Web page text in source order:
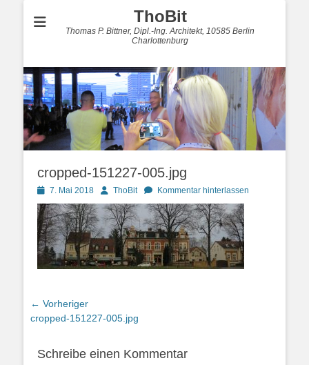
ThoBit
Thomas P. Bittner, Dipl.-Ing. Architekt, 10585 Berlin
Charlottenburg
cropped-151227-005.jpg
Posted
on
7. Mai 2018 AutorThoBit Kommentar hinterlassen
Beitragsnavigation
← Vorheriger
Vorheriger
cropped-151227-005.jpg
Schreibe einen Kommentar